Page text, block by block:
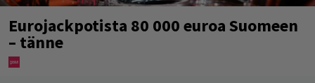
Eurojackpotista 80 000 euroa Suomeen
– tänne